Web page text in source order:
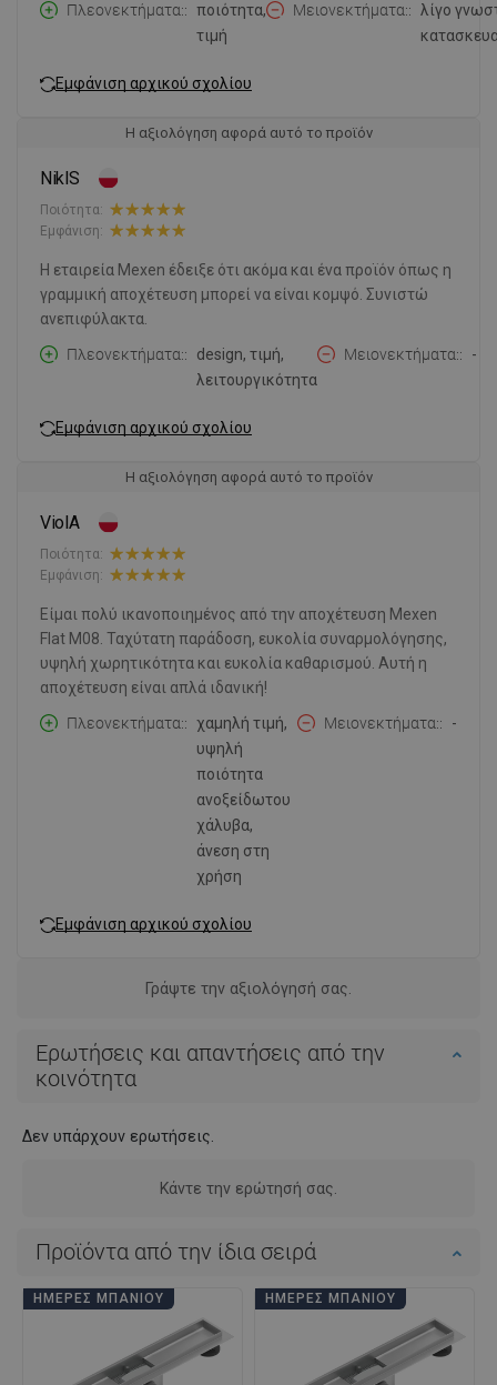
Πλεονεκτήματα:
ποιότητα,
τιμή
Μειονεκτήματα:
λίγο
Εμφάνιση αρχικού σχολίου
Η αξιολόγηση αφορά αυτό το προϊόν
NiklS
Ποιότητα:
Εμφάνιση:
Η εταιρεία Mexen έδειξε ότι ακόμα και ένα προϊόν όπως η
γραμμική αποχέτευση μπορεί να είναι κομψό. Συνιστώ
ανεπιφύλακτα.
Πλεονεκτήματα:
design, τιμή,
λειτουργικότητα
Μειονεκτήματα: -
Εμφάνιση αρχικού σχολίου
Η αξιολόγηση αφορά αυτό το προϊόν
ViolA
Ποιότητα:
Εμφάνιση:
Είμαι πολύ ικανοποιημένος από την αποχέτευση Mexen
Flat M08. Ταχύτατη παράδοση, ευκολία συναρμολόγησης,
υψηλή χωρητικότητα και ευκολία καθαρισμού. Αυτή η
αποχέτευση είναι απλά ιδανική!
Πλεονεκτήματα:
χαμηλή τιμή,
υψηλή
ποιότητα
ανοξείδωτου
χάλυβα,
άνεση στη
χρήση
Μειονεκτήματα: -
Εμφάνιση αρχικού σχολίου
Γράψτε την αξιολόγησή σας.
Ερωτήσεις και απαντήσεις από την
κοινότητα
Δεν υπάρχουν ερωτήσεις.
Κάντε την ερώτησή σας.
Προϊόντα από την ίδια σειρά
ΗΜΈΡΕΣ ΜΠΆΝΙΟΥ ΗΜΈΡΕΣ ΜΠΆΝΙΟΥ